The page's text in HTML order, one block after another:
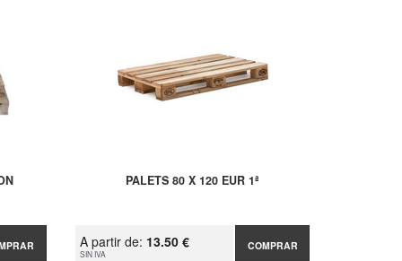
PALETS 80 X 120 EUR 1ª
A partir de: 13.50 €
SIN IVA
COMPRAR